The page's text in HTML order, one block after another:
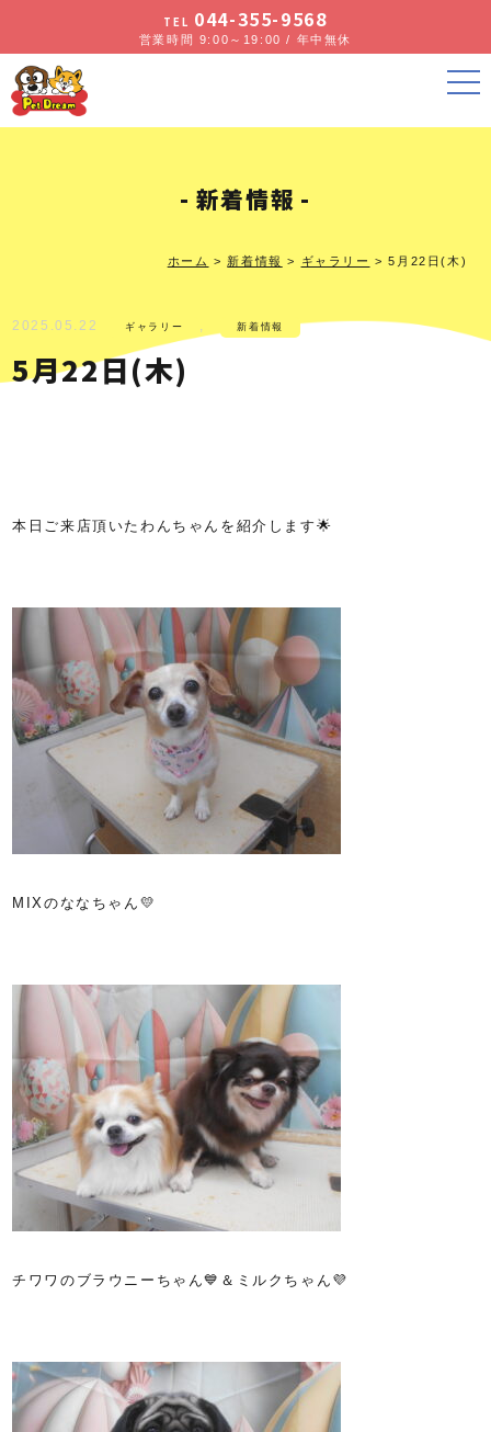
TEL 044-355-9568
営業時間 9:00～19:00 / 年中無休
新着情報
ホーム > 新着情報 > ギャラリー >5月22日(木)
2025.05.22 ギャラリー 新着情報
5月22日(木)
本日ご来店頂いたわんちゃんを紹介します🌟
MIXのななちゃん💛
チワワのブラウニーちゃん💙＆ミルクちゃん💜